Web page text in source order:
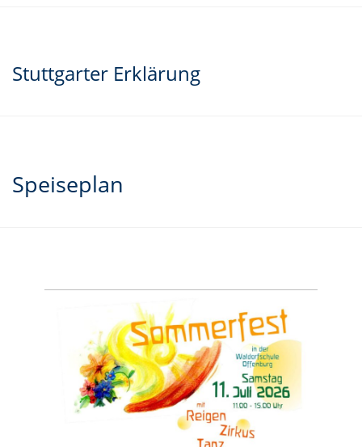
Stuttgarter Erklärung
Speiseplan